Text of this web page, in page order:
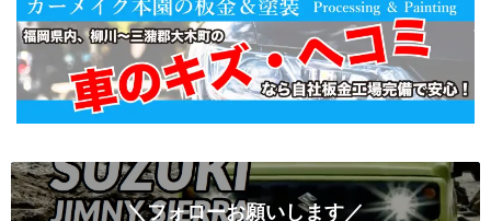
＼フォローお願いします／